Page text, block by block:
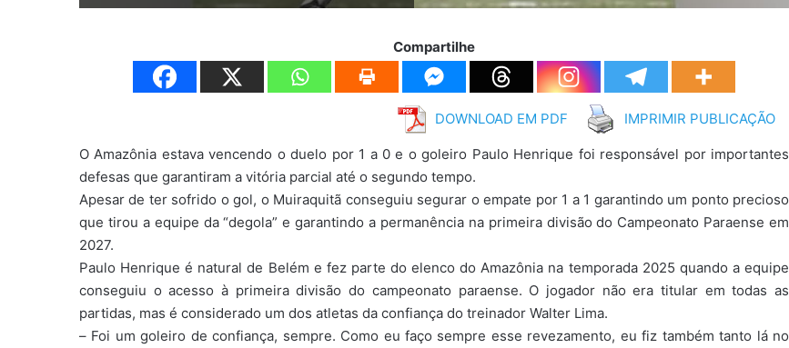
Compartilhe
DOWNLOAD EM PDF IMPRIMIR PUBLICAÇÃO
O Amazônia estava vencendo o duelo por 1 a 0 e o goleiro Paulo Henrique foi responsável por importantes
defesas que garantiram a vitória parcial até o segundo tempo.
Apesar de ter sofrido o gol, o Muiraquitã conseguiu segurar o empate por 1 a 1 garantindo um ponto precioso
que tirou a equipe da “degola” e garantindo a permanência na primeira divisão do Campeonato Paraense em
2027.
Paulo Henrique é natural de Belém e fez parte do elenco do Amazônia na temporada 2025 quando a equipe
conseguiu o acesso à primeira divisão do campeonato paraense. O jogador não era titular em todas as
partidas, mas é considerado um dos atletas da confiança do treinador Walter Lima.
– Foi um goleiro de confiança, sempre. Como eu faço sempre esse revezamento, eu fiz também tanto lá no